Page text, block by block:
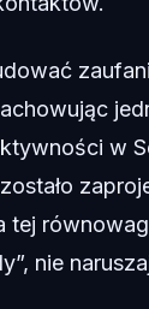
w
tej
nie